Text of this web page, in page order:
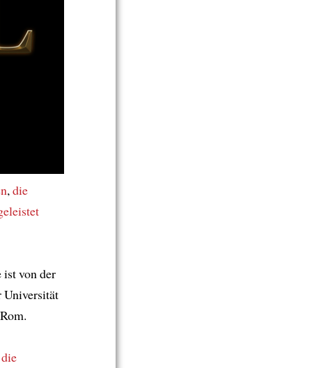
, die
von der
Universität